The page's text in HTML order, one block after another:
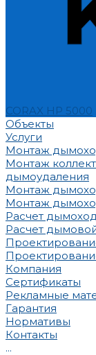
CORAX HP 5000
Объекты
Услуги
Монтаж
Монтаж
дымоудаления
Монтаж
Монтаж
Расчет
Расчет
Компания
Сертификаты
Рекламные
Гарантия
Нормативы
Контакты
...